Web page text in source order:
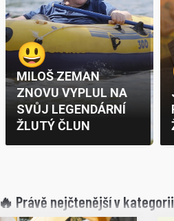
🔥 Právě nejčtenější v kategorii